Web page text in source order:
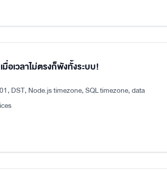
อเวลาไม่ตรงก็พังทั้งระบบ!
DST, Node.js timezone, SQL timezone, data